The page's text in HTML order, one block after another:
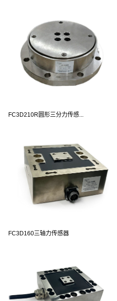
FC3D210R圆形三分力传感...
FC3D160三轴力传感器